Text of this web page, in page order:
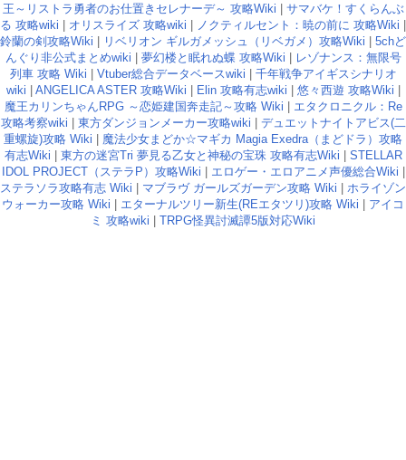
王～リストラ勇者のお仕置きセレナーデ～ 攻略Wiki
サマバケ！すくらんぶ
る 攻略wiki
オリスライズ 攻略wiki ノクティルセント：暁の前に 攻略Wiki
鈴蘭の剣攻略Wiki
リベリオン ギルガメッシュ（リベガメ）攻略Wiki
5chど
んぐり非公式まとめwiki
夢幻楼と眠れぬ蝶 攻略Wiki
レゾナンス：無限号
列車 攻略 Wiki
Vtuber総合データベースwiki
千年戦争アイギスシナリオ
wiki
ANGELICA ASTER 攻略Wiki Elin 攻略有志wiki 悠々西遊 攻略Wiki
魔王カリンちゃんRPG ～恋姫建国奔走記～攻略 Wiki
エタクロニクル：Re
攻略考察wiki
東方ダンジョンメーカー攻略wiki
デュエットナイトアビス(二
重螺旋)攻略 Wiki
魔法少女まどか☆マギカ Magia Exedra（まどドラ）攻略
有志Wiki
東方の迷宮Tri 夢見る乙女と神秘の宝珠 攻略有志Wiki
STELLAR
IDOL PROJECT（ステラP）攻略Wiki
エロゲー・エロアニメ声優総合Wiki
ステラソラ攻略有志 Wiki
マブラヴ ガールズガーデン攻略 Wiki
ホライゾン
ウォーカー攻略 Wiki
エターナルツリー新生(REエタツリ)攻略 Wiki
アイコ
ミ 攻略wiki
TRPG怪異討滅譚5版対応Wiki